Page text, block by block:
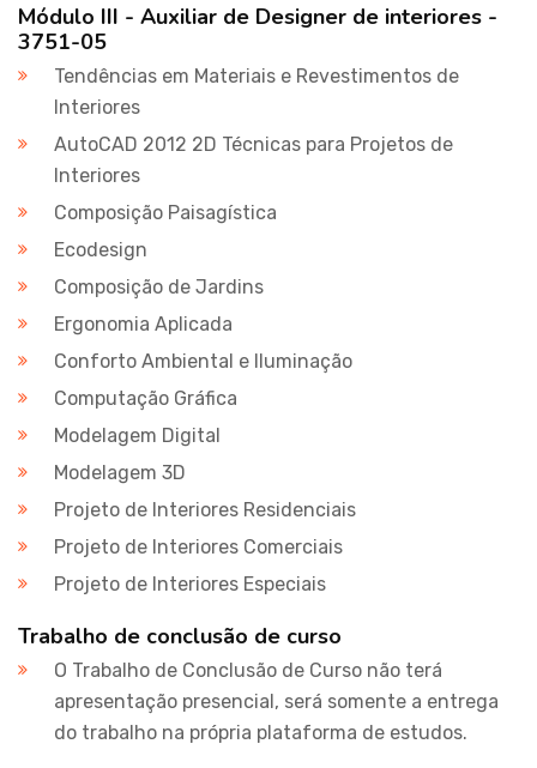
Módulo III - Auxiliar de Designer de interiores -
3751-05
Tendências em Materiais e Revestimentos de
Interiores
AutoCAD 2012 2D Técnicas para Projetos de
Interiores
Composição Paisagística
Ecodesign
Composição de Jardins
Ergonomia Aplicada
Conforto Ambiental e Iluminação
Computação Gráfica
Modelagem Digital
Modelagem 3D
Projeto de Interiores Residenciais
Projeto de Interiores Comerciais
Projeto de Interiores Especiais
Trabalho de conclusão de curso
O Trabalho de Conclusão de Curso não terá
apresentação presencial, será somente a entrega
do trabalho na própria plataforma de estudos.